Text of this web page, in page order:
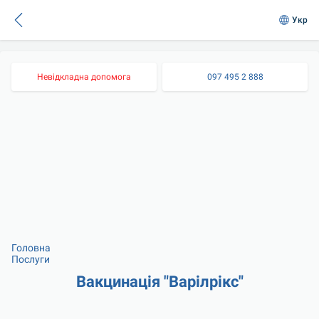
Укр
Невідкладна допомога 097 495 2 888
Головна
Послуги
Вакцинація "Варілрікс"